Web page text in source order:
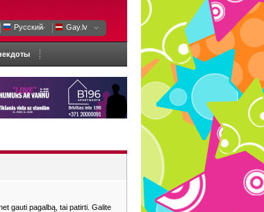
Русский Gay.lv
gauti pagalbą, tai patirti. Galite